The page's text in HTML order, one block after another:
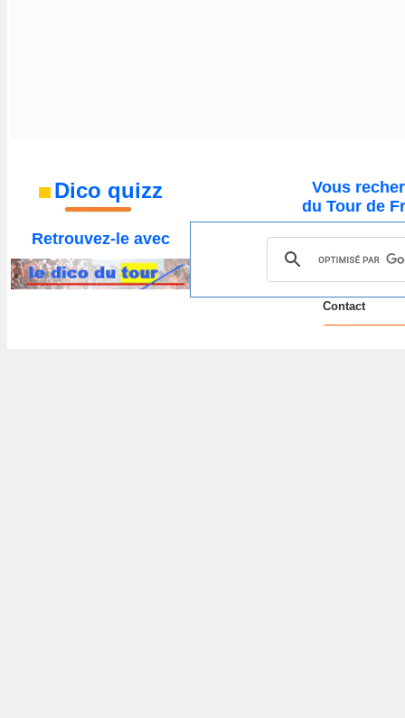
Dico quizz
Vous
du Tour de
Retrouvez-le avec
Contact